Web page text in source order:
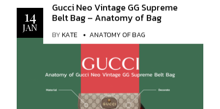
14
JAN
Gucci Neo Vintage GG Supreme
Belt Bag – Anatomy of Bag
BYKATE ANATOMY OF BAG